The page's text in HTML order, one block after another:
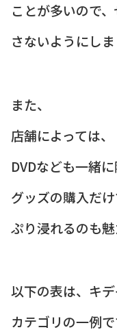
ことが多いので
さないようにしま
また、
店舗によっては
DVDなども一緒
グッズの購入だ
ぷり浸れるのも魅
以下の表は、キ
カテゴリの一例で